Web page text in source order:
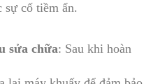
sự cố tiềm ẩn.
sửa chữa: Sau khi hoàn